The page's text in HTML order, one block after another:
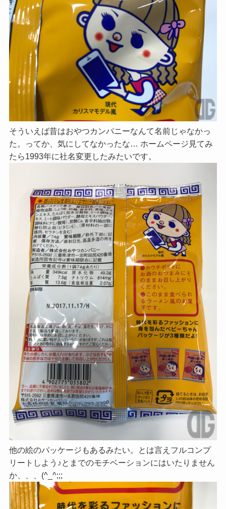
そういえば昔はおやつカンパニーなんて名前じゃなかっ
た。ってか、気にしてなかったな… ホームページ見てみ
たら1993年に社名変更したみたいです。
他の絵のパッケージもあるみたい。とは言えフルコンプ
リートしよう♪とまでのモチベーションにはいたりません
か、、、(^_^;;;